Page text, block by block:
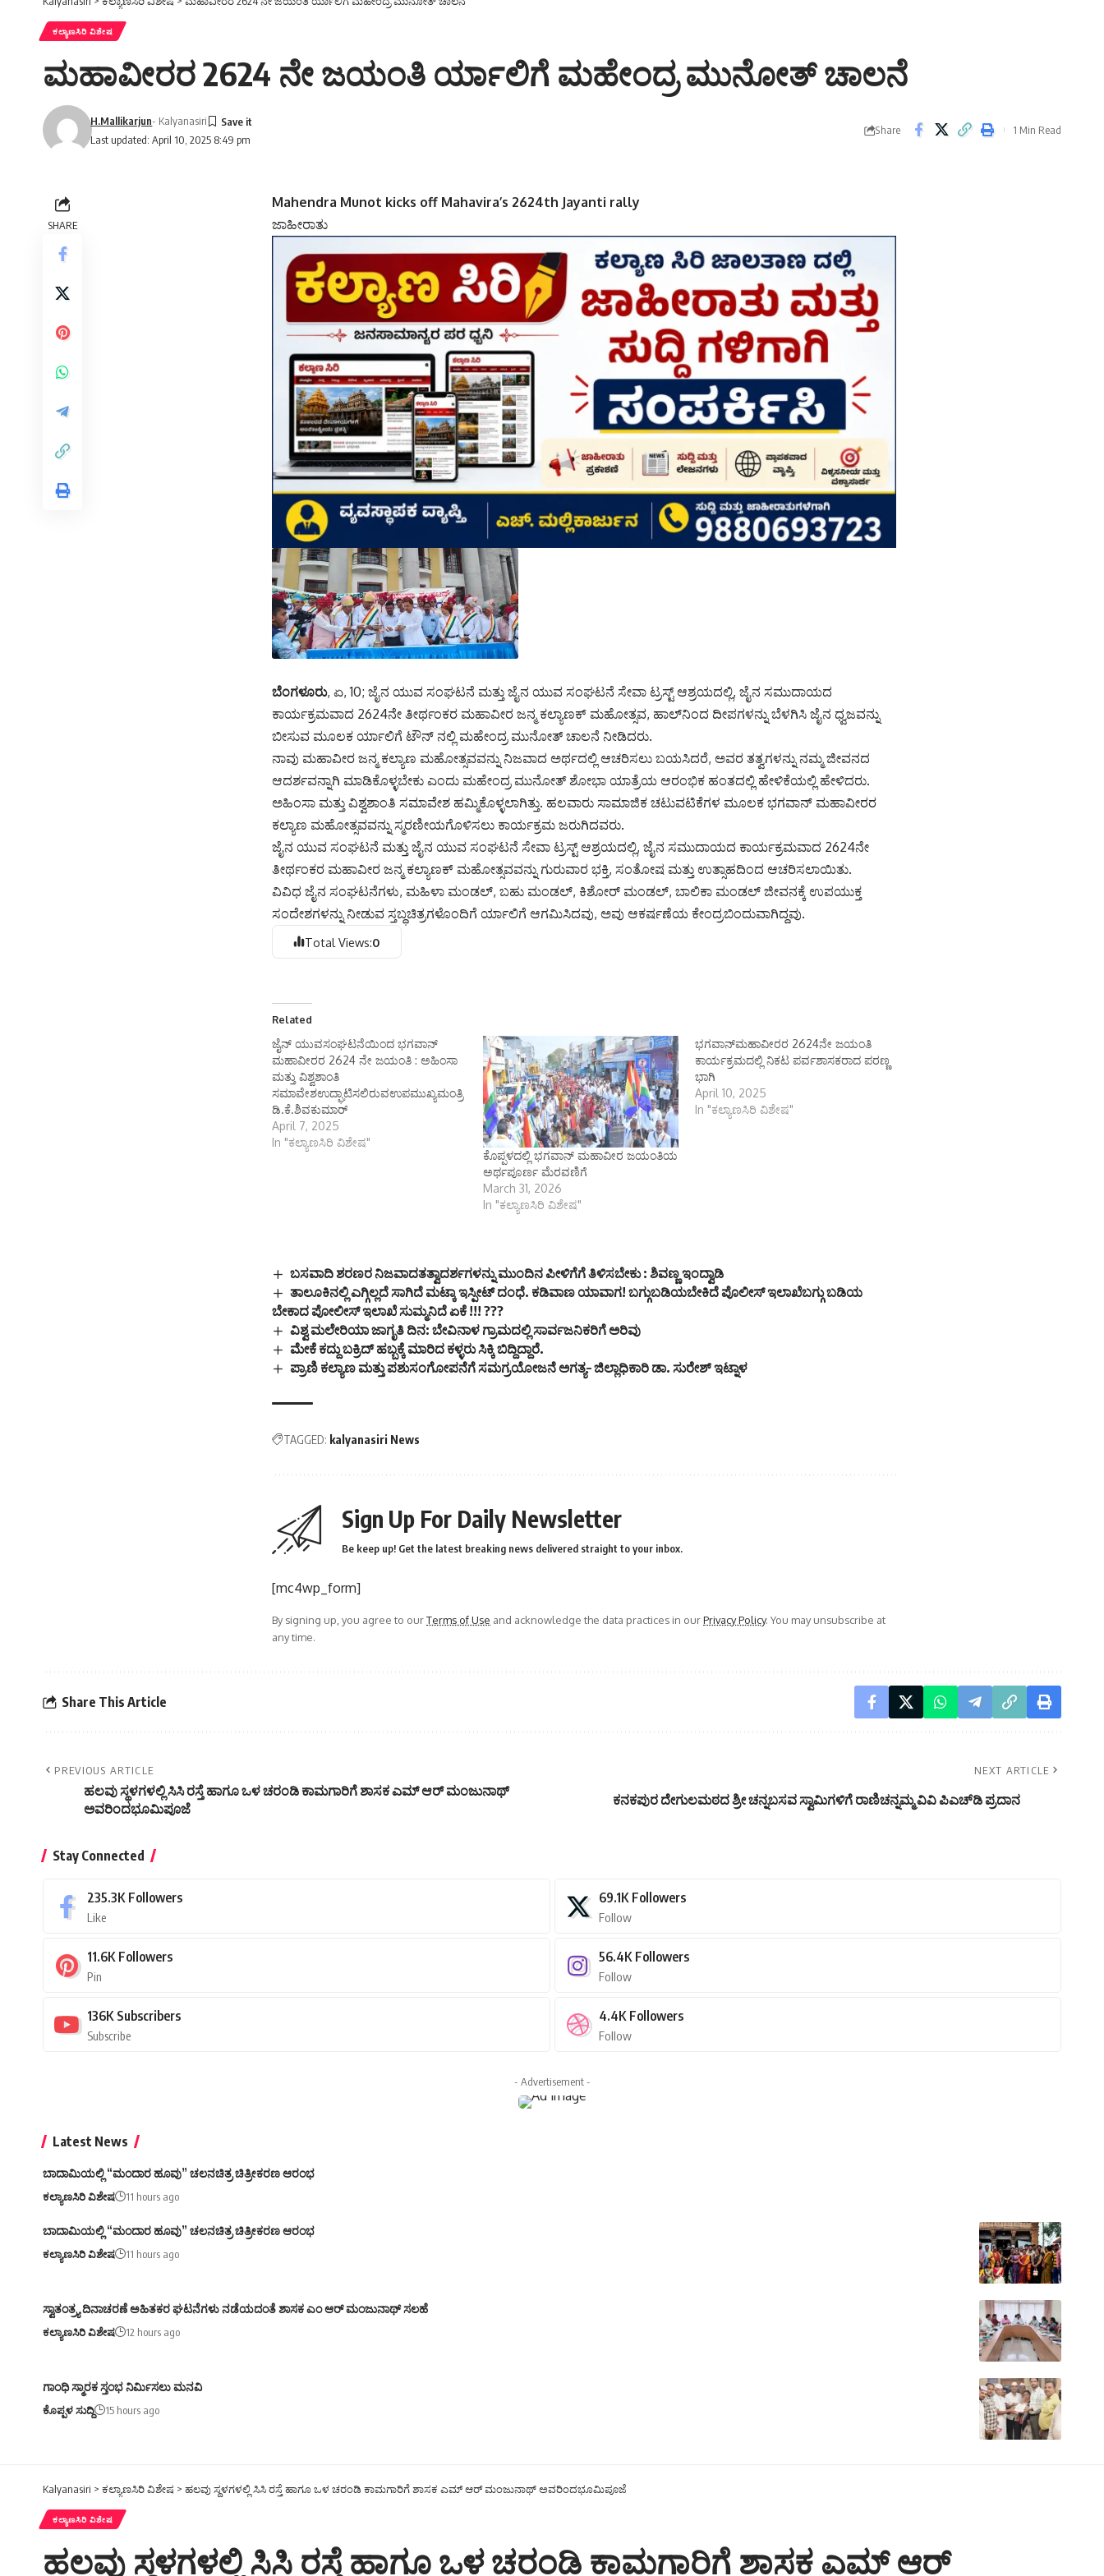
ಕಲ್ಯಾಣಸಿರಿ ವಿಶೇಷ
ಮಹಾವೀರರ 2624 ನೇ ಜಯಂತಿ ರ್ಯಾಲಿಗೆ ಮಹೇಂದ್ರ ಮುನೋತ್ ಚಾಲನೆ
Last updated: April 10, 2025 8:49 pm
H.Mallikarjun- Kalyanasiri
Share 1 Min Read
SHARE
Mahendra Munot kicks off Mahavira’s 2624th Jayanti rally
ಜಾಹೀರಾತು
ಬೆಂಗಳೂರು, ಏ, 10; ಜೈನ ಯುವ ಸಂಘಟನೆ ಮತ್ತು ಜೈನ ಯುವ ಸಂಘಟನೆ ಸೇವಾ ಟ್ರಸ್ಟ್ ಆಶ್ರಯದಲ್ಲಿ, ಜೈನ ಸಮುದಾಯದ
ಕಾರ್ಯಕ್ರಮವಾದ 2624ನೇ ತೀರ್ಥಂಕರ ಮಹಾವೀರ ಜನ್ಮ ಕಲ್ಯಾಣಕ್ ಮಹೋತ್ಸವ, ಹಾಲ್‌ನಿಂದ ದೀಪಗಳನ್ನು ಬೆಳಗಿಸಿ ಜೈನ ಧ್ವಜವನ್ನು
ಬೀಸುವ ಮೂಲಕ ರ್ಯಾಲಿಗೆ ಟೌನ್ ನಲ್ಲಿ ಮಹೇಂದ್ರ ಮುನೋತ್ ಚಾಲನೆ ನೀಡಿದರು.
ನಾವು ಮಹಾವೀರ ಜನ್ಮ ಕಲ್ಯಾಣ ಮಹೋತ್ಸವವನ್ನು ನಿಜವಾದ ಅರ್ಥದಲ್ಲಿ ಆಚರಿಸಲು ಬಯಸಿದರೆ, ಅವರ ತತ್ವಗಳನ್ನು ನಮ್ಮ ಜೀವನದ
ಆದರ್ಶವನ್ನಾಗಿ ಮಾಡಿಕೊಳ್ಳಬೇಕು ಎಂದು ಮಹೇಂದ್ರ ಮುನೋತ್ ಶೋಭಾ ಯಾತ್ರೆಯ ಆರಂಭಿಕ ಹಂತದಲ್ಲಿ ಹೇಳಿಕೆಯಲ್ಲಿ ಹೇಳಿದರು.
ಅಹಿಂಸಾ ಮತ್ತು ವಿಶ್ವಶಾಂತಿ ಸಮಾವೇಶ ಹಮ್ಮಿಕೊಳ್ಳಲಾಗಿತ್ತು. ಹಲವಾರು ಸಾಮಾಜಿಕ ಚಟುವಟಿಕೆಗಳ ಮೂಲಕ ಭಗವಾನ್ ಮಹಾವೀರರ
ಕಲ್ಯಾಣ ಮಹೋತ್ಸವವನ್ನು ಸ್ಮರಣೀಯಗೊಳಿಸಲು ಕಾರ್ಯಕ್ರಮ ಜರುಗಿದವರು.
ಜೈನ ಯುವ ಸಂಘಟನೆ ಮತ್ತು ಜೈನ ಯುವ ಸಂಘಟನೆ ಸೇವಾ ಟ್ರಸ್ಟ್ ಆಶ್ರಯದಲ್ಲಿ, ಜೈನ ಸಮುದಾಯದ ಕಾರ್ಯಕ್ರಮವಾದ 2624ನೇ
ತೀರ್ಥಂಕರ ಮಹಾವೀರ ಜನ್ಮ ಕಲ್ಯಾಣಕ್ ಮಹೋತ್ಸವವನ್ನು ಗುರುವಾರ ಭಕ್ತಿ, ಸಂತೋಷ ಮತ್ತು ಉತ್ಸಾಹದಿಂದ ಆಚರಿಸಲಾಯಿತು.
ವಿವಿಧ ಜೈನ ಸಂಘಟನೆಗಳು, ಮಹಿಳಾ ಮಂಡಲ್, ಬಹು ಮಂಡಲ್, ಕಿಶೋರ್ ಮಂಡಲ್, ಬಾಲಿಕಾ ಮಂಡಲ್ ಜೀವನಕ್ಕೆ ಉಪಯುಕ್ತ
ಸಂದೇಶಗಳನ್ನು ನೀಡುವ ಸ್ತಬ್ಧಚಿತ್ರಗಳೊಂದಿಗೆ ರ್ಯಾಲಿಗೆ ಆಗಮಿಸಿದವು, ಅವು ಆಕರ್ಷಣೆಯ ಕೇಂದ್ರಬಿಂದುವಾಗಿದ್ದವು.
Total Views:0
Related
ಜೈನ್ ಯುವಸಂಘಟನೆಯಿಂದ ಭಗವಾನ್
ಮಹಾವೀರರ 2624 ನೇ ಜಯಂತಿ : ಅಹಿಂಸಾ
ಮತ್ತು ವಿಶ್ವಶಾಂತಿ
ಸಮಾವೇಶಉದ್ಘಾಟಿಸಲಿರುವಉಪಮುಖ್ಯಮಂತ್ರಿ
ಡಿ.ಕೆ.ಶಿವಕುಮಾರ್
April 7, 2025
In "ಕಲ್ಯಾಣಸಿರಿ ವಿಶೇಷ"
ಕೊಪ್ಪಳದಲ್ಲಿ ಭಗವಾನ್ ಮಹಾವೀರ ಜಯಂತಿಯ
ಅರ್ಥಪೂರ್ಣ ಮೆರವಣಿಗೆ
March 31, 2026
In "ಕಲ್ಯಾಣಸಿರಿ ವಿಶೇಷ"
ಭಗವಾನ್‌ಮಹಾವೀರರ 2624ನೇ ಜಯಂತಿ
ಕಾರ್ಯಕ್ರಮದಲ್ಲಿ ನಿಕಟ ಪರ್ವಶಾಸಕರಾದ ಪರಣ್ಣ
ಭಾಗಿ
April 10, 2025
In "ಕಲ್ಯಾಣಸಿರಿ ವಿಶೇಷ"
ಬಸವಾದಿ ಶರಣರ ನಿಜವಾದತತ್ವಾದರ್ಶಗಳನ್ನು ಮುಂದಿನ ಪೀಳಿಗೆಗೆ ತಿಳಿಸಬೇಕು : ಶಿವಣ್ಣ ಇಂದ್ವಾಡಿ
ತಾಲೂಕಿನಲ್ಲಿ ಎಗ್ಗಿಲ್ಲದೆ ಸಾಗಿದೆ ಮಟ್ಕಾ ಇಸ್ಪೀಟ್ ದಂಧೆ. ಕಡಿವಾಣ ಯಾವಾಗ! ಬಗ್ಗುಬಡಿಯಬೇಕಿದೆ ಪೊಲೀಸ್ ಇಲಾಖೆಬಗ್ಗು ಬಡಿಯ
ಬೇಕಾದ ಪೋಲೀಸ್‌ ಇಲಾಖೆ ಸುಮ್ಮನಿದೆ ಏಕೆ !!! ???
ವಿಶ್ವ ಮಲೇರಿಯಾ ಜಾಗೃತಿ ದಿನ: ಬೇವಿನಾಳ ಗ್ರಾಮದಲ್ಲಿ ಸಾರ್ವಜನಿಕರಿಗೆ ಅರಿವು
ಮೇಕೆ ಕದ್ದು ಬಕ್ರಿದ್ ಹಬ್ಬಕ್ಕೆ ಮಾರಿದ ಕಳ್ಳರು ಸಿಕ್ಕಿ ಬಿದ್ದಿದ್ದಾರೆ.
ಪ್ರಾಣಿ ಕಲ್ಯಾಣ ಮತ್ತು ಪಶುಸಂಗೋಪನೆಗೆ ಸಮಗ್ರಯೋಜನೆ ಅಗತ್ಯ– ಜಿಲ್ಲಾಧಿಕಾರಿ ಡಾ. ಸುರೇಶ್ ಇಟ್ನಾಳ
TAGGED: kalyanasiri News
Sign Up For Daily Newsletter
Be keep up! Get the latest breaking news delivered straight to your inbox.
[mc4wp_form]
By signing up, you agree to ourTerms of Use and acknowledge the data practices in ourPrivacy Policy. You may unsubscribe at
any time.
Share This Article
PREVIOUS ARTICLE
ಹಲವು ಸ್ಥಳಗಳಲ್ಲಿ ಸಿಸಿ ರಸ್ತೆ ಹಾಗೂ ಒಳ ಚರಂಡಿ ಕಾಮಗಾರಿಗೆ ಶಾಸಕ ಎಮ್ ಆರ್ ಮಂಜುನಾಥ್
ಅವರಿಂದಭೂಮಿಪೂಜೆ
NEXT ARTICLE
ಕನಕಪುರ ದೇಗುಲಮಠದ ಶ್ರೀ ಚನ್ನಬಸವ ಸ್ವಾಮಿಗಳಿಗೆ ರಾಣಿಚನ್ನಮ್ಮ ವಿವಿ ಪಿಎಚ್‌ಡಿ ಪ್ರದಾನ
Stay Connected
235.3K Followers
Like
69.1K Followers
Follow
11.6K Followers
Pin
56.4K Followers
Follow
136K Subscribers
Subscribe
4.4K Followers
Follow
- Advertisement -
Latest News
ಬಾದಾಮಿಯಲ್ಲಿ “ಮಂದಾರ ಹೂವು” ಚಲನಚಿತ್ರ ಚಿತ್ರೀಕರಣ ಆರಂಭ
ಕಲ್ಯಾಣಸಿರಿ ವಿಶೇಷ 11 hours ago
ಬಾದಾಮಿಯಲ್ಲಿ “ಮಂದಾರ ಹೂವು” ಚಲನಚಿತ್ರ ಚಿತ್ರೀಕರಣ ಆರಂಭ
ಕಲ್ಯಾಣಸಿರಿ ವಿಶೇಷ 11 hours ago
ಸ್ವಾತಂತ್ರ್ಯ ದಿನಾಚರಣೆ ಅಹಿತಕರ ಘಟನೆಗಳು ನಡೆಯದಂತೆ ಶಾಸಕ ಎಂ ಆರ್ ಮಂಜುನಾಥ್ ಸಲಹೆ
ಕಲ್ಯಾಣಸಿರಿ ವಿಶೇಷ 12 hours ago
ಗಾಂಧಿ ಸ್ಮಾರಕ ಸ್ತಂಭ ನಿರ್ಮಿಸಲು ಮನವಿ
ಕೊಪ್ಪಳ ಸುದ್ದಿ 15 hours ago
Kalyanasiri > ಕಲ್ಯಾಣಸಿರಿ ವಿಶೇಷ > ಹಲವು ಸ್ಥಳಗಳಲ್ಲಿ ಸಿಸಿ ರಸ್ತೆ ಹಾಗೂ ಒಳ ಚರಂಡಿ ಕಾಮಗಾರಿಗೆ ಶಾಸಕ ಎಮ್ ಆರ್ ಮಂಜುನಾಥ್ ಅವರಿಂದಭೂಮಿಪೂಜೆ
ಕಲ್ಯಾಣಸಿರಿ ವಿಶೇಷ
ಹಲವು ಸ್ಥಳಗಳಲ್ಲಿ ಸಿಸಿ ರಸ್ತೆ ಹಾಗೂ ಒಳ ಚರಂಡಿ ಕಾಮಗಾರಿಗೆ ಶಾಸಕ ಎಮ್ ಆರ್